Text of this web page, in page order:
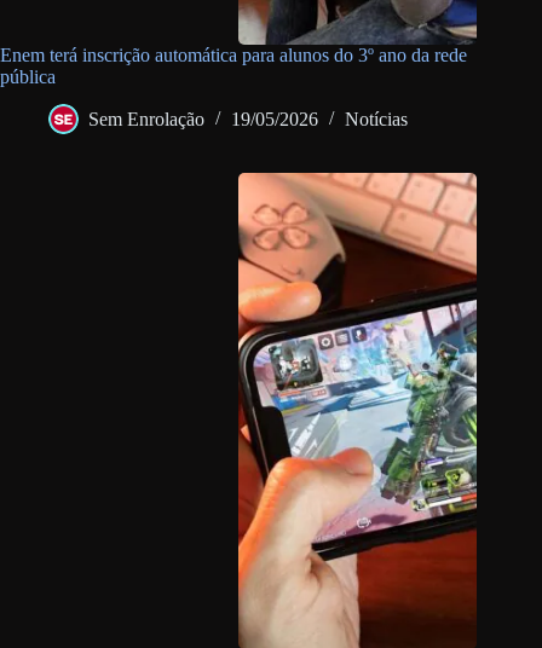
Enem terá inscrição automática para alunos do 3º ano da rede
pública
Sem Enrolação 19/05/2026 Notícias